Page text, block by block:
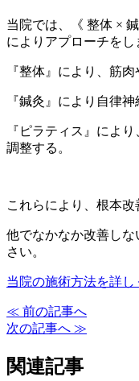
当院では、《 整体 ×
によりアプローチをし
『整体』により、筋
『鍼灸』により自律
『ピラティス』によ
調整する。
これらにより、根本改
他でなかなか改善し
さい。
当院の施術方法を詳
≪ 前の記事へ
次の記事へ ≫
関連記事